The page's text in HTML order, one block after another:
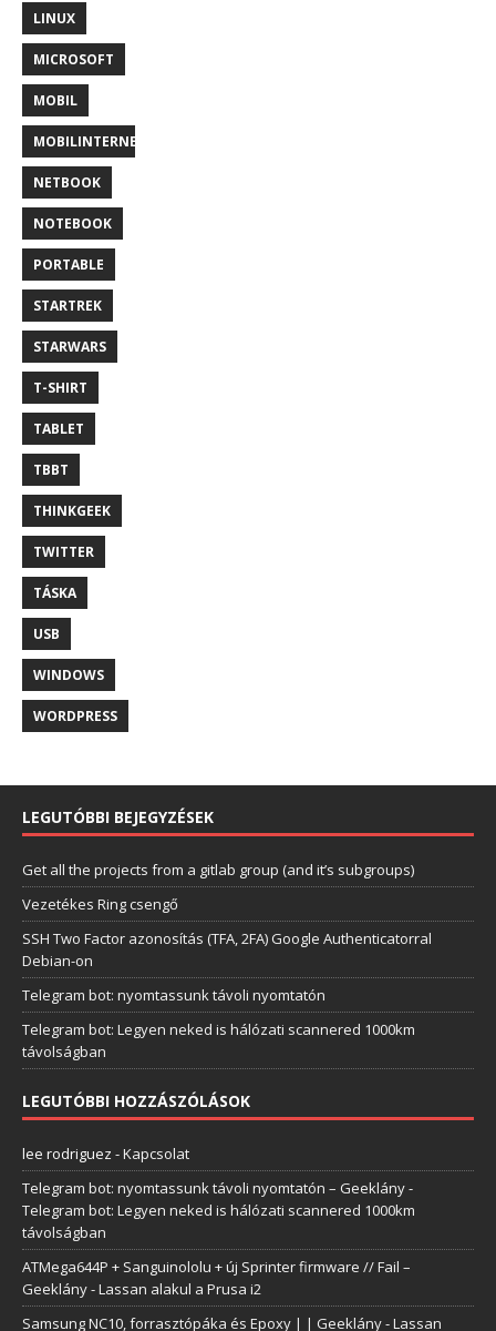
LINUX
MICROSOFT
MOBIL
MOBILINTERNET
NETBOOK
NOTEBOOK
PORTABLE
STARTREK
STARWARS
T-SHIRT
TABLET
TBBT
THINKGEEK
TWITTER
TÁSKA
USB
WINDOWS
WORDPRESS
LEGUTÓBBI BEJEGYZÉSEK
Get all the projects from a gitlab group (and it’s subgroups)
Vezetékes Ring csengő
SSH Two Factor azonosítás (TFA, 2FA) Google Authenticatorral
Debian-on
Telegram bot: nyomtassunk távoli nyomtatón
Telegram bot: Legyen neked is hálózati scannered 1000km
távolságban
LEGUTÓBBI HOZZÁSZÓLÁSOK
lee rodriguez -Kapcsolat
Telegram bot: nyomtassunk távoli nyomtatón – Geeklány-
Telegram bot: Legyen neked is hálózati scannered 1000km
távolságban
ATMega644P + Sanguinololu + új Sprinter firmware // Fail –
Geeklány-Lassan alakul a Prusa i2
Samsung NC10, forrasztópáka és Epoxy | | Geeklány-Lassan